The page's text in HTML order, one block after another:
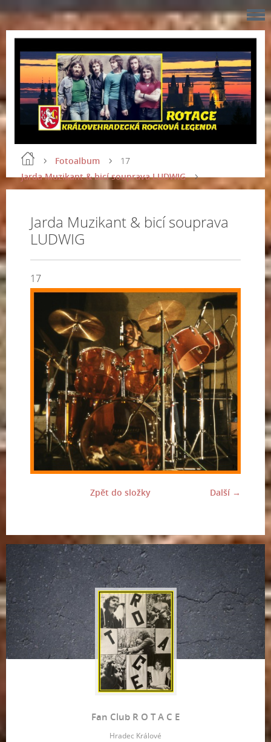
Fotoalbum
Jarda Muzikant & bicí souprava LUDWIG
17
Jarda Muzikant & bicí souprava
LUDWIG
17
Další →
Zpět do složky
Fan Club R O T A C E
Hradec Králové